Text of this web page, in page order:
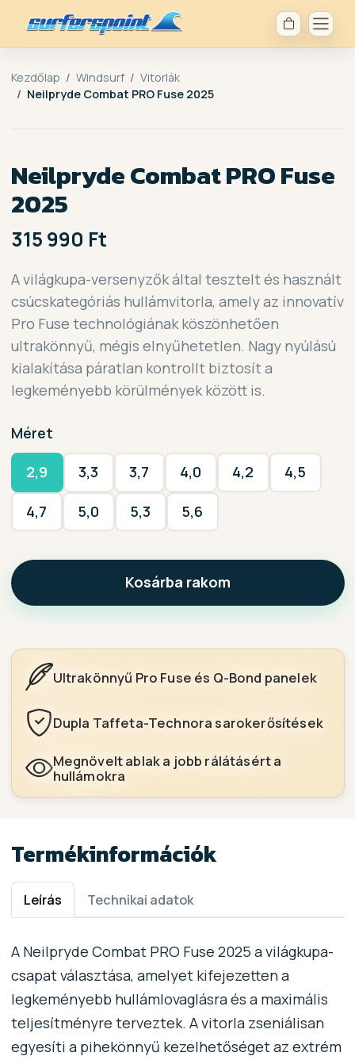
Kezdőlap Windsurf
Vitorlák
Neilpryde Combat PRO Fuse 2025
Neilpryde Combat PRO Fuse
2025
315 990 Ft
A világkupa-versenyzők által tesztelt és használt
csúcskategóriás hullámvitorla, amely az innovatív
Pro Fuse technológiának köszönhetően
ultrakönnyű, mégis elnyűhetetlen. Nagy nyúlású
kialakítása páratlan kontrollt biztosít a
legkeményebb körülmények között is.
Méret
2,9 3,3 3,7 4,0 4,2 4,5
4,7 5,0 5,3 5,6
Kosárba rakom
Ultrakönnyű Pro Fuse és Q-Bond panelek
Dupla Taffeta-Technora sarokerősítések
Megnövelt ablak a jobb rálátásért a
hullámokra
Termékinformációk
Leírás Technikai adatok
A Neilpryde Combat PRO Fuse 2025 a világkupa-
csapat választása, amelyet kifejezetten a
legkeményebb hullámlovaglásra és a maximális
teljesítményre terveztek. A vitorla zseniálisan
egyesíti a pihekönnyű kezelhetőséget az extrém